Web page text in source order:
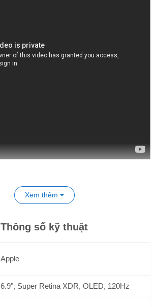
Xem thêm
Thông số kỹ thuật
Apple
6.9", Super Retina XDR, OLED, 120Hz